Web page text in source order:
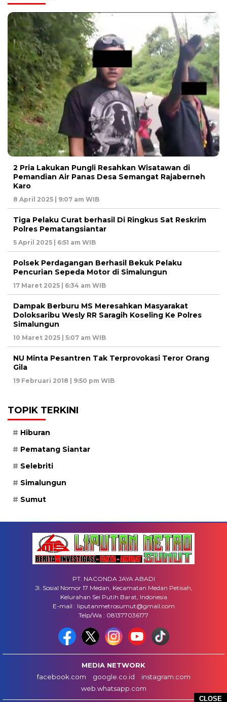
CLOSE
2 Pria Lakukan Pungli Resahkan Wisatawan di
Pemandian Air Panas Desa Semangat Rajaberneh
Karo
8 April 2025 | 9:07 am WIB
Tiga Pelaku Curat berhasil Di Ringkus Sat Reskrim
Polres Pematangsiantar
5 April 2025 | 6:51 am WIB
Polsek Perdagangan Berhasil Bekuk Pelaku
Pencurian Sepeda Motor di Simalungun
17 Maret 2025 | 6:34 am WIB
Dampak Berburu MS Meresahkan Masyarakat
Doloksaribu Wesly RR Saragih Koseling Ke Polres
Simalungun
10 Maret 2025 | 5:07 am WIB
NU Minta Pesantren Tak Terprovokasi Teror Orang
Gila
19 Februari 2018 | 9:50 pm WIB
TOPIK TERKINI
Hiburan
Pematang Siantar
Selebriti
Simalungun
Sumut
PT. NACONDA JAYA ABADI
Jl. Sosial Nomor 17 Medan, Kecamatan Medan Petisah,
Kelurahan Sei Putih Barat, Indonesia
E-mail : liputanmetrosumut@gmail.com
Telp/Wa : 081377036177
MEDIA NETWORK
facebook.com
google.co.id
instagram.com
web.whatsapp.com